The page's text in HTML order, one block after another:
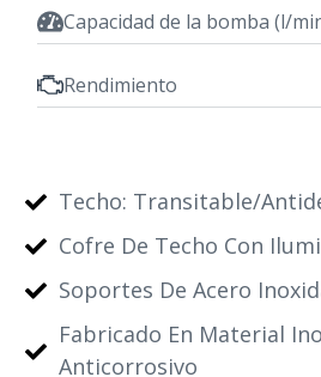
Capacidad de la bomba (l/
Rendimiento
Techo: Transitable/
Cofre De Techo Con
Soportes De Acero
Fabricado En Material
Anticorrosivo